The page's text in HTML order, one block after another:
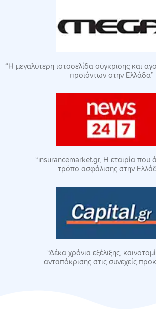
“Η μεγαλύτερη ιστοσελίδα σύγκρισης και
προϊόντων στην Ελλάδα”
“insurancemarket.gr, H εταιρία που
τρόπο ασφάλισης στην
“Δέκα χρόνια εξέλιξης,
ανταπόκρισης στις συνεχείς